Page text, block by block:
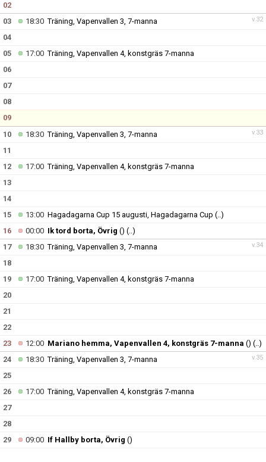
02
v.32
03 18:30Träning, Vapenvallen 3, 7-manna
04
05
17:00Träning, Vapenvallen 4, konstgräs 7-manna
06
07
08
09
v.33
10 18:30Träning, Vapenvallen 3, 7-manna
11
12
17:00Träning, Vapenvallen 4, konstgräs 7-manna
13
14
15
13:00 Hagadagarna Cup 15 augusti, Hagadagarna Cup (..)
16
00:00 Ik tord borta, Övrig () (..)
v.34
17 18:30Träning, Vapenvallen 3, 7-manna
18
19
17:00Träning, Vapenvallen 4, konstgräs 7-manna
20
21
22
23
12:00 Mariano hemma, Vapenvallen 4, konstgräs 7-manna () (..)
v.35
24 18:30Träning, Vapenvallen 3, 7-manna
25
26
17:00Träning, Vapenvallen 4, konstgräs 7-manna
27
28
29
09:00 If Hallby borta, Övrig ()